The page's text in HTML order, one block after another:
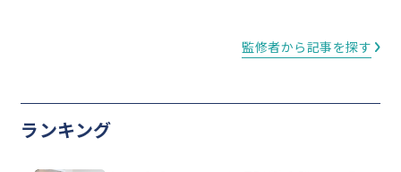
監修者から記事を探す
ランキング